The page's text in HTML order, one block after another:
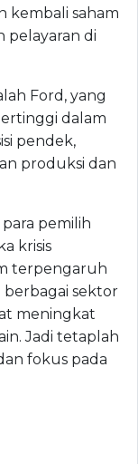
kembali saham
pelayaran di
Ford, yang
dalam
pendek,
produksi dan
pemilih
krisis
terpengaruh
berbagai sektor
meningkat
Jadi tetaplah
fokus pada